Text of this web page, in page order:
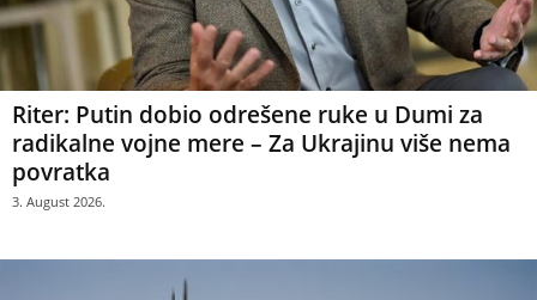
Riter: Putin dobio odrešene ruke u Dumi za
radikalne vojne mere – Za Ukrajinu više nema
povratka
3. August 2026.